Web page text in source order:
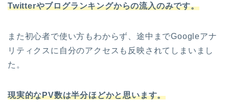
Twitterやブログランキングからの流入のみです。
また初心者で使い方もわからず、途中までGoogleアナ
リティクスに自分のアクセスも反映されてしまいまし
た。
現実的なPV数は半分ほどかと思います。